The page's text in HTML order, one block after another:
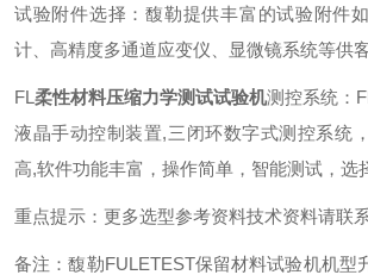
试验附件选择 ：馥勒提供丰富的试验附件
计、高精度多通道应变仪、显微镜系统等供客
FL 柔性材料压缩力学测试试验机测控系统 ：
液晶手动控制装置,三闭环数字式测控系统
高,软件功能丰富，操作简单，智能测试 ， 选
重点提示 ： 更多选型参考资料技术资料请联
备注：馥勒FULETEST保留材料试验机机型